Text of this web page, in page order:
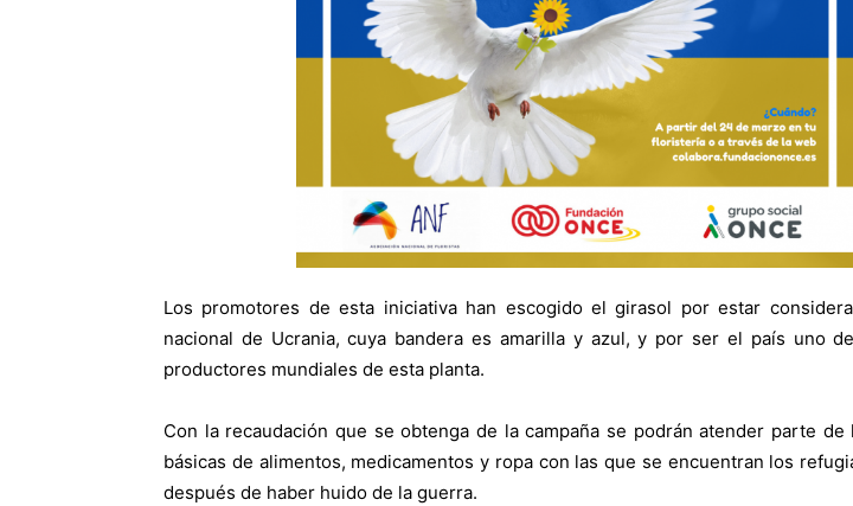
Los promotores de esta iniciativa han escogido el girasol por estar
nacional de Ucrania, cuya bandera es amarilla y azul, y por ser el país uno
productores mundiales de esta planta.
Con la recaudación que se obtenga de la campaña se podrán atender parte de
básicas de alimentos, medicamentos y ropa con las que se encuentran los
después de haber huido de la guerra.